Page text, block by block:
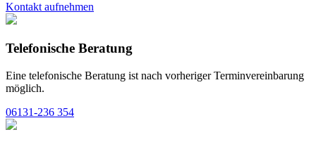
Kontakt aufnehmen
Telefonische Beratung
Eine telefonische Beratung ist nach vorheriger Terminvereinbarung
möglich.
06131-236 354